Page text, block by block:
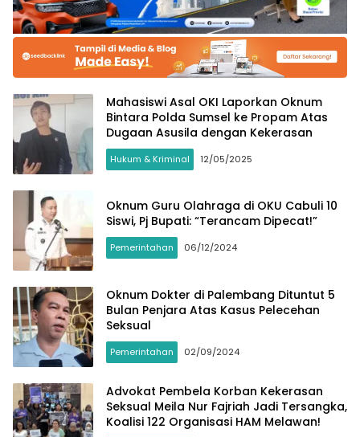
Mahasiswi Asal OKI Laporkan Oknum
Bintara Polda Sumsel ke Propam Atas
Dugaan Asusila dengan Kekerasan
Hukum & Kriminal 12/05/2025
Oknum Guru Olahraga di OKU Cabuli 10
Siswi, Pj Bupati: “Terancam Dipecat!”
Pemerintahan 06/12/2024
Oknum Dokter di Palembang Dituntut 5
Bulan Penjara Atas Kasus Pelecehan
Seksual
Pemerintahan 02/09/2024
Advokat Pembela Korban Kekerasan
Seksual Meila Nur Fajriah Jadi Tersangka,
Koalisi 122 Organisasi HAM Melawan!